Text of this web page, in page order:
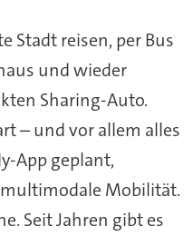
Stadt reisen, per Bus
und wieder
Sharing-Auto.
– und vor allem alles
App geplant,
Mobilität.
Seit Jahren gibt es